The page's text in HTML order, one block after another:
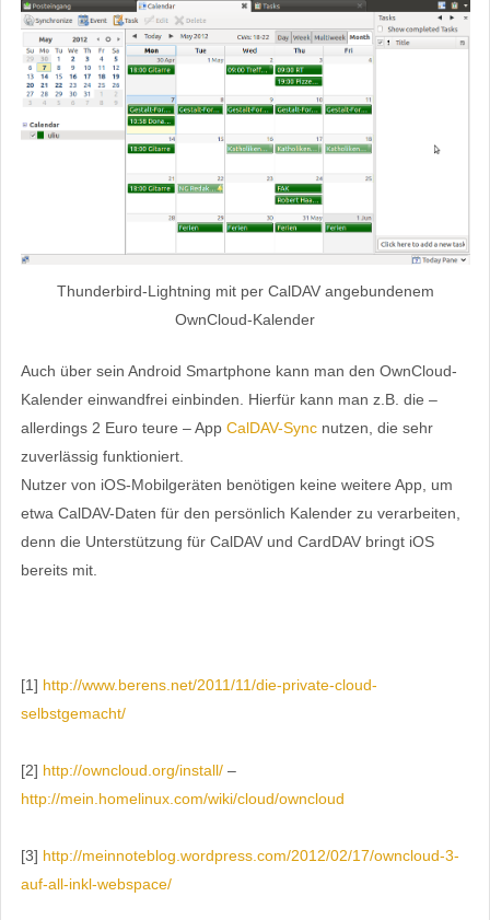
Thunderbird-Lightning mit per CalDAV angebundenem
OwnCloud-Kalender
Auch über sein Android Smartphone kann man den OwnCloud-
Kalender einwandfrei einbinden. Hierfür kann man z.B. die –
allerdings 2 Euro teure – App CalDAV-Syncnutzen, die sehr
zuverlässig funktioniert.
Nutzer von iOS-Mobilgeräten benötigen keine weitere App, um
etwa CalDAV-Daten für den persönlich Kalender zu verarbeiten,
denn die Unterstützung für CalDAV und CardDAV bringt iOS
bereits mit.
[1] http://www.berens.net/2011/11/die-private-cloud-
selbstgemacht/
[2] http://owncloud.org/install/–
http://mein.homelinux.com/wiki/cloud/owncloud
[3] http://meinnoteblog.wordpress.com/2012/02/17/owncloud-3-
auf-all-inkl-webspace/